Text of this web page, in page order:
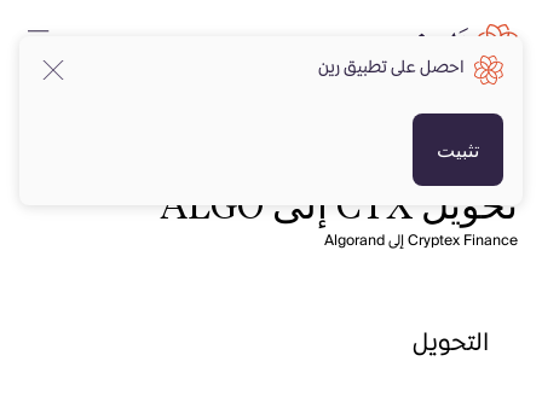
تحويل CTX إلى ALGO
Cryptex Finance إلى Algorand
التحويل
احصل على تطبيق رين
تثبيت